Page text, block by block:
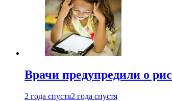
Врачи предупредили о
2 года спустя2 года спустя